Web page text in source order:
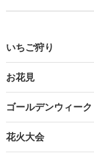
いちご狩り
お花見
ゴールデンウィーク
花火大会